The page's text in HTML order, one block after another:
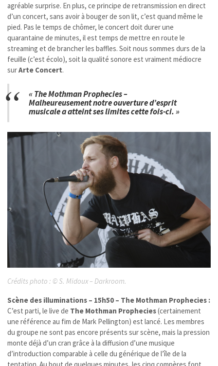
agréable surprise. En plus, ce principe de retransmission en direct
d’un concert, sans avoir à bouger de son lit, c’est quand même le
pied. Pas le temps de chômer, le concert doit durer une
quarantaine de minutes, il est temps de mettre en route le
streaming et de brancher les baffles. Soit nous sommes durs de la
feuille (c’est écolo), soit la qualité sonore est vraiment médiocre
surArte Concert.
« The Mothman Prophecies –
Malheureusement notre ouverture d’esprit
musicale a atteint ses limites cette fois-ci. »
Crédits photo : ©S. Midoux – Darkroom.
Scène des illuminations – 15h50 – The Mothman Prophecies :
C’est parti, le live de The Mothman Prophecies(certainement
une référence au fim de Mark Pellington) est lancé. Les membres
du groupe ne sont pas encore présents sur scène, mais la pression
monte déjà d’un cran grâce à la diffusion d’une musique
d’introduction comparable à celle du générique de l’île de la